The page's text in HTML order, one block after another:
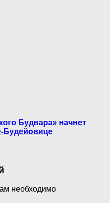
Будвара» начнет
Будейовице
необходимо